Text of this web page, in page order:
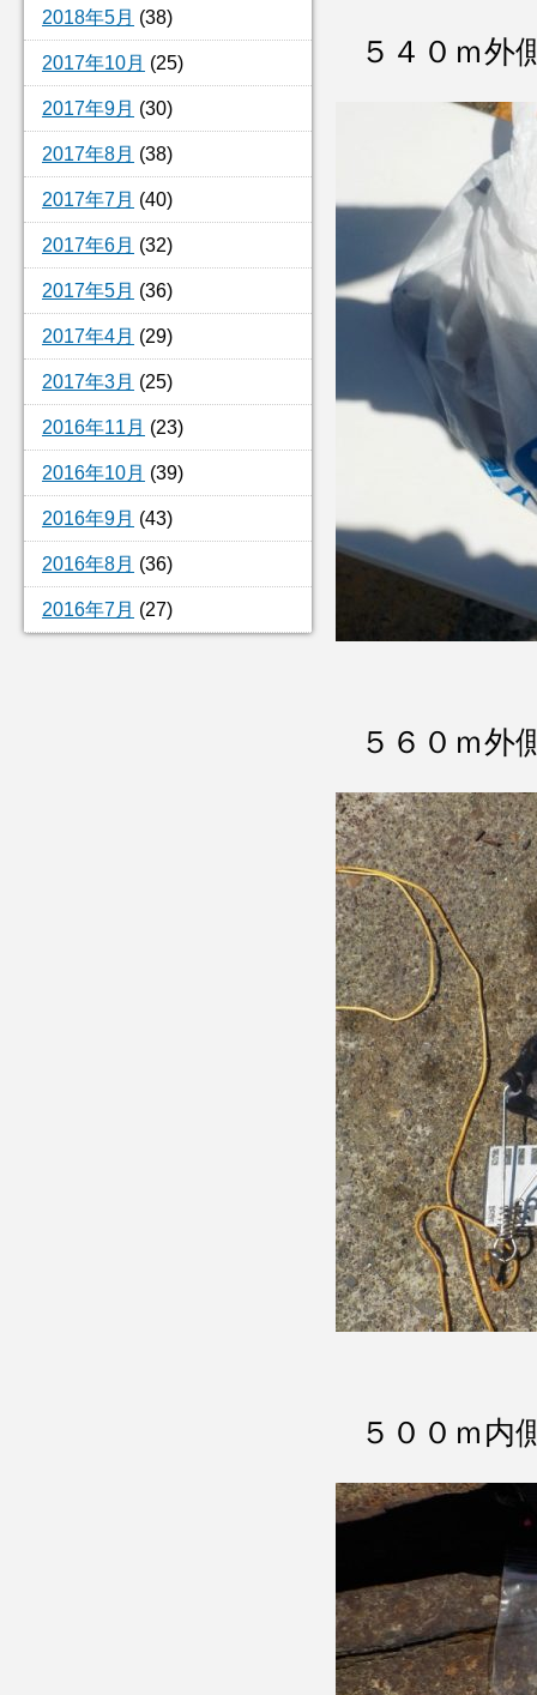
2018年5月 (38)
2017年10月 (25)
2017年9月 (30)
2017年8月 (38)
2017年7月 (40)
2017年6月 (32)
2017年5月 (36)
2017年4月 (29)
2017年3月 (25)
2016年11月 (23)
2016年10月 (39)
2016年9月 (43)
2016年8月 (36)
2016年7月 (27)
５４０ｍ
５６０ｍ
５００ｍ